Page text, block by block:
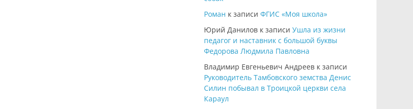
Роман к записи ФГИС «Моя школа»
Юрий Данилов к записи Ушла из жизни
педагог и наставник с большой буквы
Федорова Людмила Павловна
Владимир Евгеньевич Андреев к записи
Руководитель Тамбовского земства Денис
Силин побывал в Троицкой церкви села
Караул